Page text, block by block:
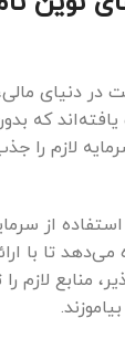
در دنیای
که
لازم را
از
تا با
منابع لازم